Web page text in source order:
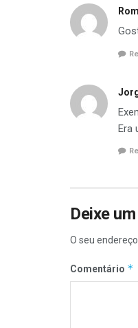
Era
Deixe
O seu
Comentário *